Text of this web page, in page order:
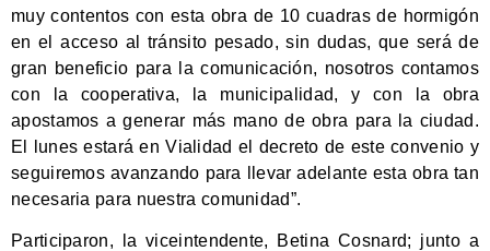
muy contentos con esta obra de 10 cuadras de hormigón
en el acceso al tránsito pesado, sin dudas, que será de
gran beneficio para la comunicación, nosotros contamos
con la cooperativa, la municipalidad, y con la obra
apostamos a generar más mano de obra para la ciudad.
El lunes estará en Vialidad el decreto de este convenio y
seguiremos avanzando para llevar adelante esta obra tan
necesaria para nuestra comunidad”.
Participaron, la viceintendente, Betina Cosnard; junto a